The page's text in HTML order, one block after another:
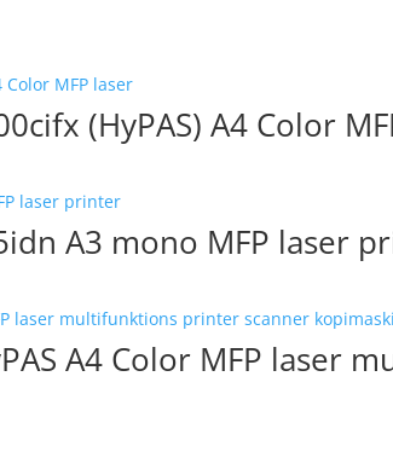
(HyPAS) A4 Color
A3 mono MFP laser
A4 Color MFP laser